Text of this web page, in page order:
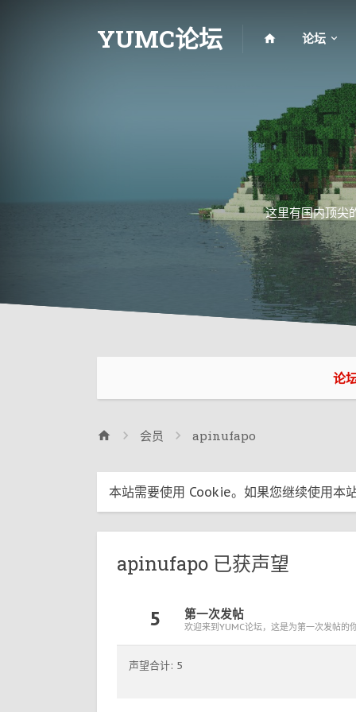
YUMC论坛 论坛
这里有国内顶尖
论
会员 apinufapo
本站需要使用 Cookie。如果您继续使用本
apinufapo 已获声望
5 第一次发帖
欢迎来到YUMC论坛，这是为第一次发帖的
声望合计: 5